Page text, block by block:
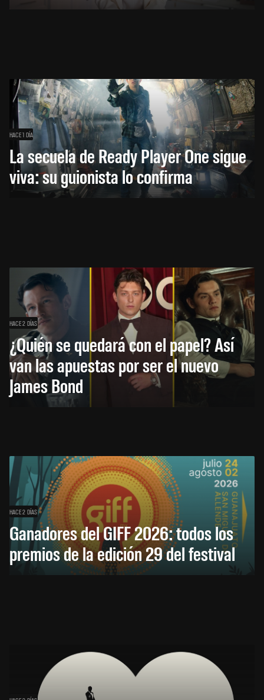
HACE 1 DÍA
La secuela de Ready Player One sigue
viva: su guionista lo confirma
HACE 2 DÍAS
¿Quién se quedará con el papel? Así
van las apuestas por ser el nuevo
James Bond
HACE 2 DÍAS
Ganadores del GIFF 2026: todos los
premios de la edición 29 del festival